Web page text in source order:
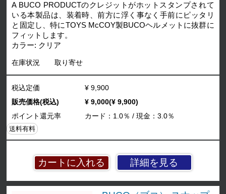
A BUCO PRODUCTのクレジットがホットスタンプされて
いる本製品は、装着時、前方に浮く事なく手前にピッタリ
と固定し、特にTOYS McCOY製BUCOヘルメットに抜群に
フィットします。
カラー: クリア
在庫状況 取り寄せ
詳細を見る
税込定価
¥ 9,900
販売価格(税込)
¥ 9,000(¥ 9,900)
ポイント還元率
カード：1.0％ / 現金：3.0％
送料有料